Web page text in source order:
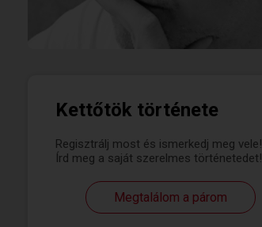
Kettőtök története
Regisztrálj most és ismerkedj meg vele!
Írd meg a saját szerelmes történetedet!
Megtalálom a párom